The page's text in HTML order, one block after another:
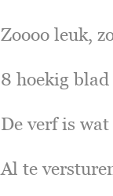
Zoooo leuk,
8 hoekig
De verf is
Al te